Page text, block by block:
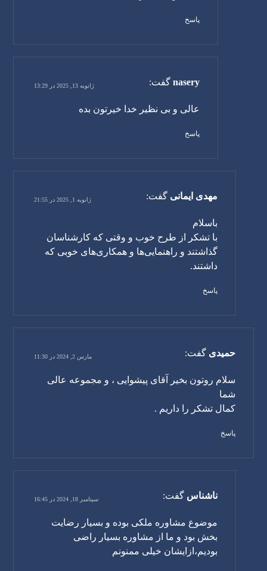
پاسخ
nasery گفت: ژانویه 13, 2025 در 13:29
عالی و بی نظیر خدا خیرتون بده
پاسخ
مهدی ایمانی گفت: ژانویه 1, 2025 در 21:55
باسلام
با تشکر از طرح خوب و وقتی که کارشناسان
گذاشتند و راهنمایی‌ها و همکاری‌های خوبی که
داشتند.
پاسخ
حمیدی گفت: مارس 2, 2024 در 11:30
سلام روتون بخیر آقای پیشوایی ، و مجموعه عالی
شما
کمال تشکر را داریم .
پاسخ
ناشناس گفت: سپتامبر 18, 2024 در 16:45
موضوع مشاوره ملکی بوده و بسیار رضایت
بخش بود و ما از مشاوره بسیار راضی
بودیم،ازایشان خیلی ممنونم